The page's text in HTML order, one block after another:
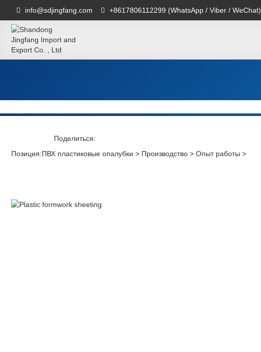
info@sdjingfang.com +8617806112299 (WhatsApp / Viber / WeChat)
Поделиться:
Позиция:ПВХ пластиковые опалубки > Производство > Опыт работы >